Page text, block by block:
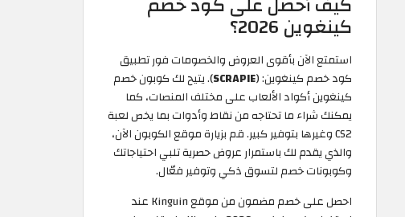
كينغوين 2026؟
استمتع الآن بأقوى العروض والخصومات فور تطبيق
كود خصم كينغوين: (SCRAPIE). يتيح لك كوبون خصم
كينغوين أكواد الألعاب على مختلف المنصات، كما
يمكنك شراء ما تحتاجه من نقاط وأدوات بما يخص لعبة
CS2 وغيرها بتوفير كبير. قم بزيارة موقع الكوبون الآن،
والذي يقدم لك باستمرار عروض حصرية تلبي احتياجاتك
وكوبونات خصم لتسوق ذكي وتوفير فعّال.
احصل على خصم مضمون من موقع Kinguin عند